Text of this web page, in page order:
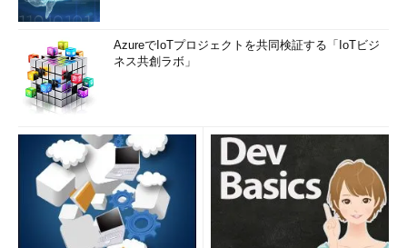
AzureでIoTプロジェクトを共同検証する「IoTビジ
ネス共創ラボ」